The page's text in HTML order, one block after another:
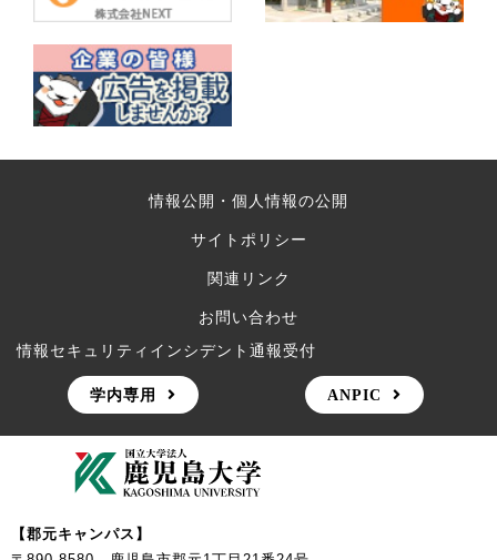
情報公開・個人情報の公開
サイトポリシー
関連リンク
お問い合わせ
情報セキュリティインシデント通報受付
学内専用 ANPIC
【郡元キャンパス】